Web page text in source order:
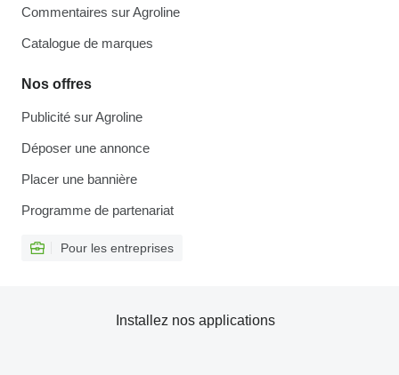
Commentaires sur Agroline
Catalogue de marques
Nos offres
Publicité sur Agroline
Déposer une annonce
Placer une bannière
Programme de partenariat
Pour les entreprises
Installez nos applications